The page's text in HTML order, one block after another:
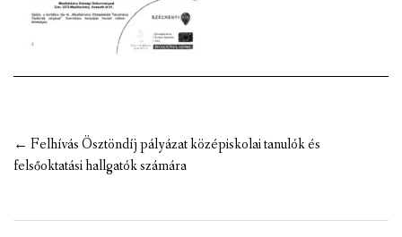
NEMZETISÉGI ÖNKORMÁNYZAT
HIRDETMÉNYEK
Post
navigation
← Felhívás Ösztöndíj pályázat középiskolai tanulók és
felsőoktatási hallgatók számára